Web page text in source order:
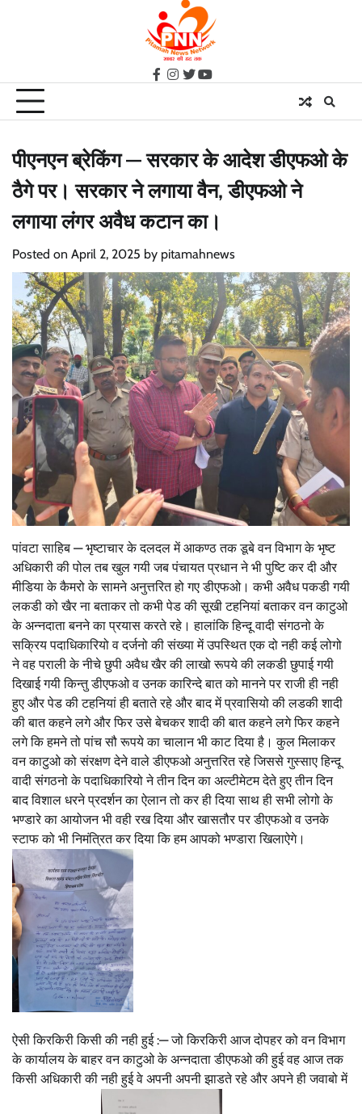
facebook
instagram
twitteryoutube
पीएनएन ब्रेकिंग — सरकार के आदेश डीएफओ के
ठैगे पर। सरकार ने लगाया वैन, डीएफओ ने
लगाया लंगर अवैध कटान का।
Posted on April 2, 2025 by pitamahnews
पांवटा साहिब — भृष्टाचार के दलदल में आकण्ठ तक डूबे वन विभाग के भृष्ट
अधिकारी की पोल तब खुल गयी जब पंचायत प्रधान ने भी पुष्टि कर दी और
मीडिया के कैमरो के सामने अनुत्तरित हो गए डीएफओ। कभी अवैध पकडी गयी
लकडी को खैर ना बताकर तो कभी पेड की सूखी टहनियां बताकर वन काटुओ
के अन्नदाता बनने का प्रयास करते रहे। हालांकि ​हिन्दू वादी संगठनो के
सक्रिय पदाधिकारियो व दर्जनो की संख्या में उपस्थित एक दो नही कई लोगो
ने वह पराली के नीचे छुपी अवैध खैर की लाखो रूपये की लकडी छुपाई गयी
दिखाई गयी किन्तु डीएफओ व उनक कारिन्दे बात को मानने पर राजी ही नही
हुए और पेड की टहनियां ही बताते रहे और बाद में प्रवासियो की लडकी शादी
की बात कहने लगे और फिर उसे बेचकर शादी की बात कहने लगे फिर कहने
लगे कि हमने तो पांच सौ रूपये का चालान भी काट दिया है। कुल मिलाकर
वन काटुओ को संरक्षण देने वाले डीएफओ अनुत्तरित रहे जिससे गुस्साए हिन्दू
वादी संगठनो के पदाधिकारियो ने तीन दिन का अल्टीमेटम देते हुए तीन दिन
बाद विशाल धरने प्रदर्शन का ऐलान तो कर ही दिया साथ ही सभी लोगो के
भण्डारे का आयोजन भी वही रख दिया और खासतौर पर डीएफओ व उनके
स्टाफ को भी निमंत्रित कर दिया कि हम आपको भण्डारा खिलाऐगे।
ऐसी किरकिरी किसी की नही हुई :— जो किरकिरी आज दोपहर को वन विभाग
के कार्यालय के बाहर वन काटुओ के अन्नदाता डीएफओ की हुई वह आज तक
किसी अधिकारी की नही हुई वे अपनी अपनी झाडते रहे और अपने ही जवाबो में